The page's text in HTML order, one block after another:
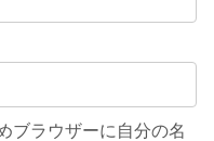
ブラウザーに自分の名